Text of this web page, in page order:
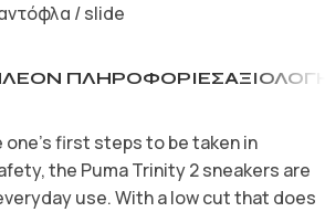
/ slide
ΠΛΗΡΟΦΟΡΊΕΣ
first steps to be taken in
the Puma Trinity 2 sneakers are
use. With a low cut that does